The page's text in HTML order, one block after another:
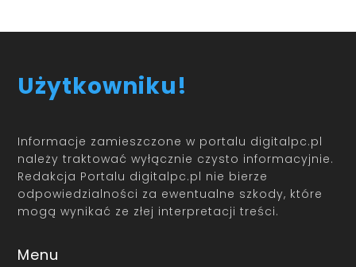
Użytkowniku!
Informacje zamieszczone w portalu digitalpc.pl
należy traktować wyłącznie czysto informacyjnie.
Redakcja Portalu digitalpc.pl nie bierze
odpowiedzialności za ewentualne szkody, które
mogą wynikać ze złej interpretacji treści.
Menu